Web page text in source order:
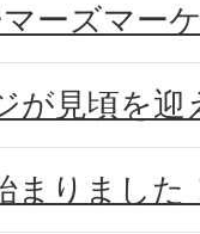
ーズマー
が見頃を迎
まりました